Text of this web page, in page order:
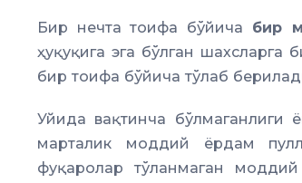
Бир нечта тоифа бўйича бир
ҳуқуқига эга бўлган
бир тоифа бўйича тўлаб
Уйида вақтинча бўлмаганлиги
марталик моддий ёрдам
фуқаролар тўланмаган